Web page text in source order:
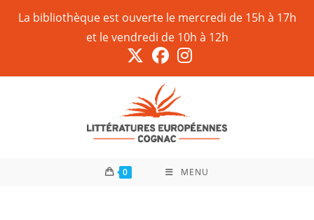
La bibliothèque est ouverte le mercredi de 15h à 17h
et le vendredi de 10h à 12h
0 MENU